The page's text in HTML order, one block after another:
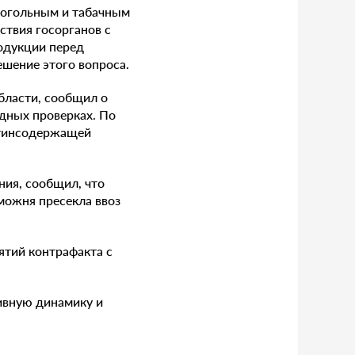
и табачным
госорганов с
перед
этого вопроса.
сообщил о
проверках. По
сообщил, что
пресекла ввоз
контрафакта с
динамику и